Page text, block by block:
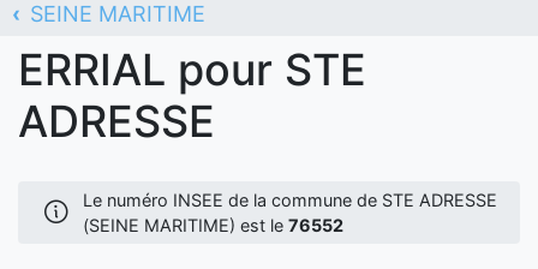
ERNMT Officiel
ERRIAL
SEINE MARITIME
STE ADRESSE
ERRIAL pour STE
ADRESSE
Le numéro INSEE de la commune de STE ADRESSE
(SEINE MARITIME) est le 76552